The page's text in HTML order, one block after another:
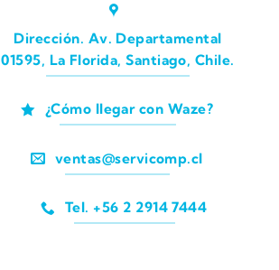
Dirección. Av. Departamental
01595, La Florida, Santiago, Chile.
¿Cómo llegar con Waze?
ventas@servicomp.cl
Tel. +56 2 2914 7444